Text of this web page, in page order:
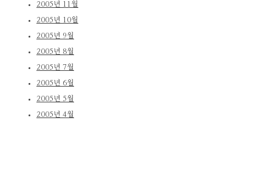
2005년 11월
2005년 10월
2005년 9월
2005년 8월
2005년 7월
2005년 6월
2005년 5월
2005년 4월